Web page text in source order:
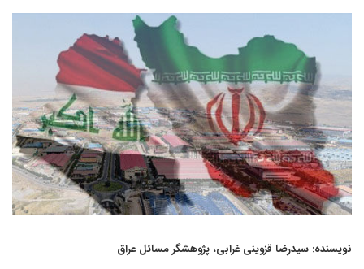
نویسنده: سیدرضا قزوینی غرابی، پژوهشگر مسائل عراق